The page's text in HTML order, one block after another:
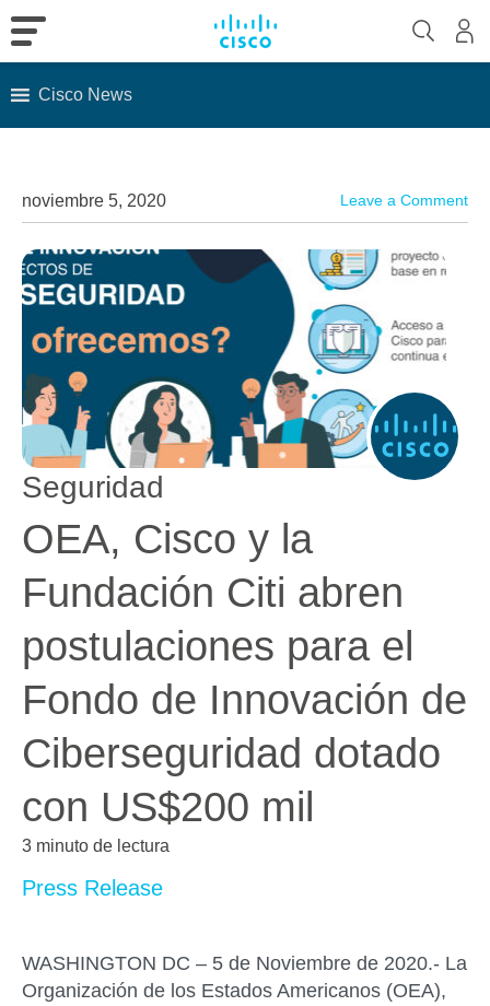
Cisco News
noviembre 5, 2020 Leave a Comment
Seguridad
OEA, Cisco y la
Fundación Citi abren
postulaciones para el
Fondo de Innovación de
Ciberseguridad dotado
con US$200 mil
3 minuto de lectura
Press Release
WASHINGTON DC – 5 de Noviembre de 2020.- La
Organización de los Estados Americanos (OEA),